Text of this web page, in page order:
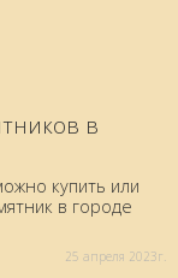
в
купить или
в городе
25 aпреля 2023г.